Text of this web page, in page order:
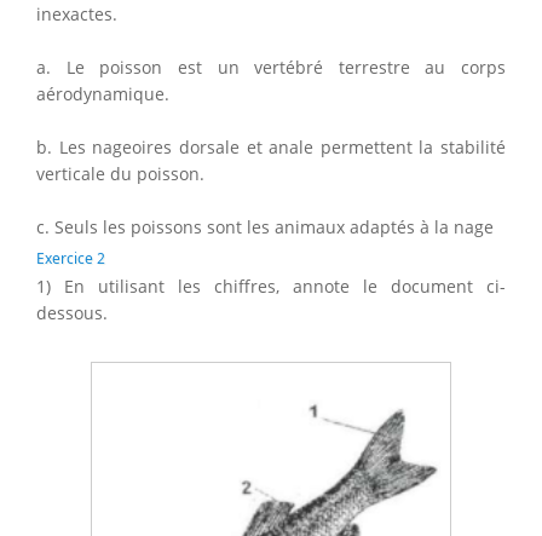
inexactes.
a. Le poisson est un vertébré terrestre au corps
aérodynamique.
b. Les nageoires dorsale et anale permettent la stabilité
verticale du poisson.
c. Seuls les poissons sont les animaux adaptés à la nage
Exercice 2
1) En utilisant les chiffres, annote le document ci-
dessous.